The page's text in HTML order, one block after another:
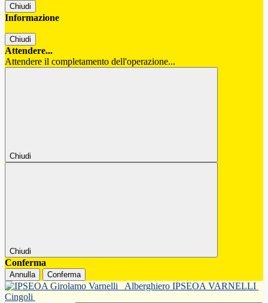
Chiudi
Informazione
Chiudi
Attendere...
Attendere il completamento dell'operazione...
Chiudi
Chiudi
Conferma
Annulla Conferma
Alberghiero IPSEOA VARNELLI
Cingoli